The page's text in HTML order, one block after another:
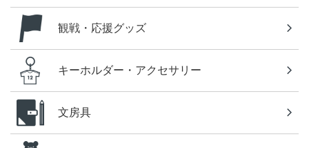
観戦・応援グッズ
キーホルダー・アクセサリー
文房具